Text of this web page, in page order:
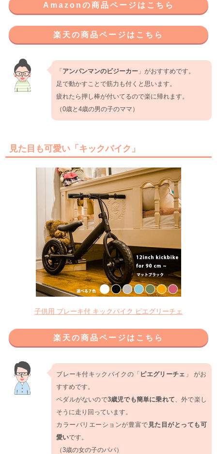
Amazonの商品ページはこちら
楽天の商品ページはこちら
「 アンパンマンのビジーカー 」がおすすめです。
足で動かすことで筋力も付くと思います。
疲れたら押し棒が付いてるので楽に帰れます。
（0歳と4歳の男の子のママ）
見た目も可愛い「キックバイク」
子供用 ブレーキ付 キックバイク ピエグリーチェ
楽天の商品ページはこちら
ブレーキ付キックバイクの「 ピエグリーチェ 」 がお
すすめです。
ペダルがないので3歳児でも簡単に乗れて 、外で楽し
そうに走り回っています。
カラーバリエーションが豊富で 見た目がとっても可
愛いです。
（3歳の女の子のパパ）